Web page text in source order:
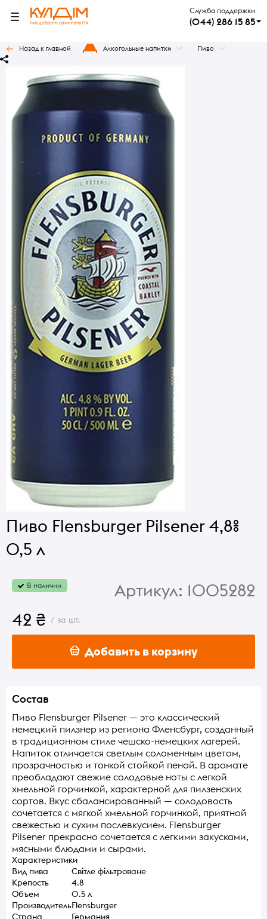
Служба поддержки
(044) 286 15 85
Назад к главной Алкогольные напитки Пиво
Пиво Flensburger Pilsener 4,8%
0,5 л
В наличии Артикул: 1005282
42 ₴ / за шт.
Добавить в корзину
Состав
Пиво Flensburger Pilsener — это классический
немецкий пилзнер из региона Фленсбург, созданный
в традиционном стиле чешско-немецких лагерей.
Напиток отличается светлым соломенным цветом,
прозрачностью и тонкой стойкой пеной. В аромате
преобладают свежие солодовые ноты с легкой
хмельной горчинкой, характерной для пилзенских
сортов. Вкус сбалансированный — солодовость
сочетается с мягкой хмельной горчинкой, приятной
свежестью и сухим послевкусием. Flensburger
Pilsener прекрасно сочетается с легкими закусками,
мясными блюдами и сырами.
Характеристики
Вид пива
Світле фільтроване
Крепость
4.8
Объем
0.5 л
ПроизводительFlensburger
Страна
Германия